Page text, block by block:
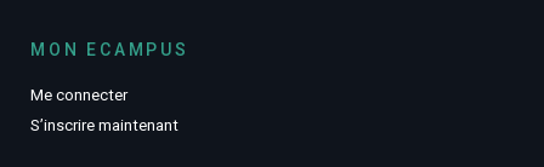
MON ECAMPUS
Me connecter
S’inscrire maintenant